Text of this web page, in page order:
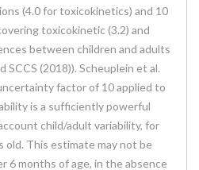
(4.0 for toxicokinetics) and 10
toxicokinetic (3.2) and
between children and adults
SCCS (2018)). Scheuplein et al.
factor of 10 applied to
is a sufficiently powerful
child/adult variability, for
old. This estimate may not be
6 months of age, in the absence